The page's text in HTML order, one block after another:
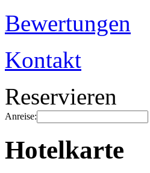
Bewertungen
Kontakt
Reservieren
Anreise:
Hotelkarte